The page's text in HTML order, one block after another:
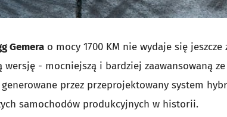
Gemera o mocy 1700 KM nie wydaje się
wersję - mocniejszą i bardziej zaawansowaną
generowane przez przeprojektowany system
samochodów produkcyjnych w historii.